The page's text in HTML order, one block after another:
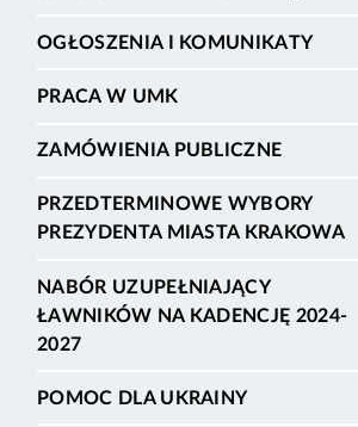
OGŁOSZENIA I KOMUNIKATY
PRACA W UMK
ZAMÓWIENIA PUBLICZNE
PRZEDTERMINOWE WYBORY
PREZYDENTA MIASTA KRAKOWA
NABÓR UZUPEŁNIAJĄCY
ŁAWNIKÓW NA KADENCJĘ 2024-
2027
POMOC DLA UKRAINY